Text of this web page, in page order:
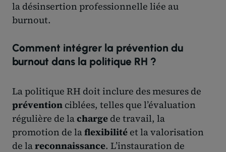
la désinsertion professionnelle liée au
burnout.
Comment intégrer la prévention du
burnout dans la politique RH ?
La politique RH doit inclure des mesures de
prévention ciblées, telles que l’évaluation
régulière de lacharge de travail, la
promotion de laflexibilité et la valorisation
de lareconnaissance. L’instauration de